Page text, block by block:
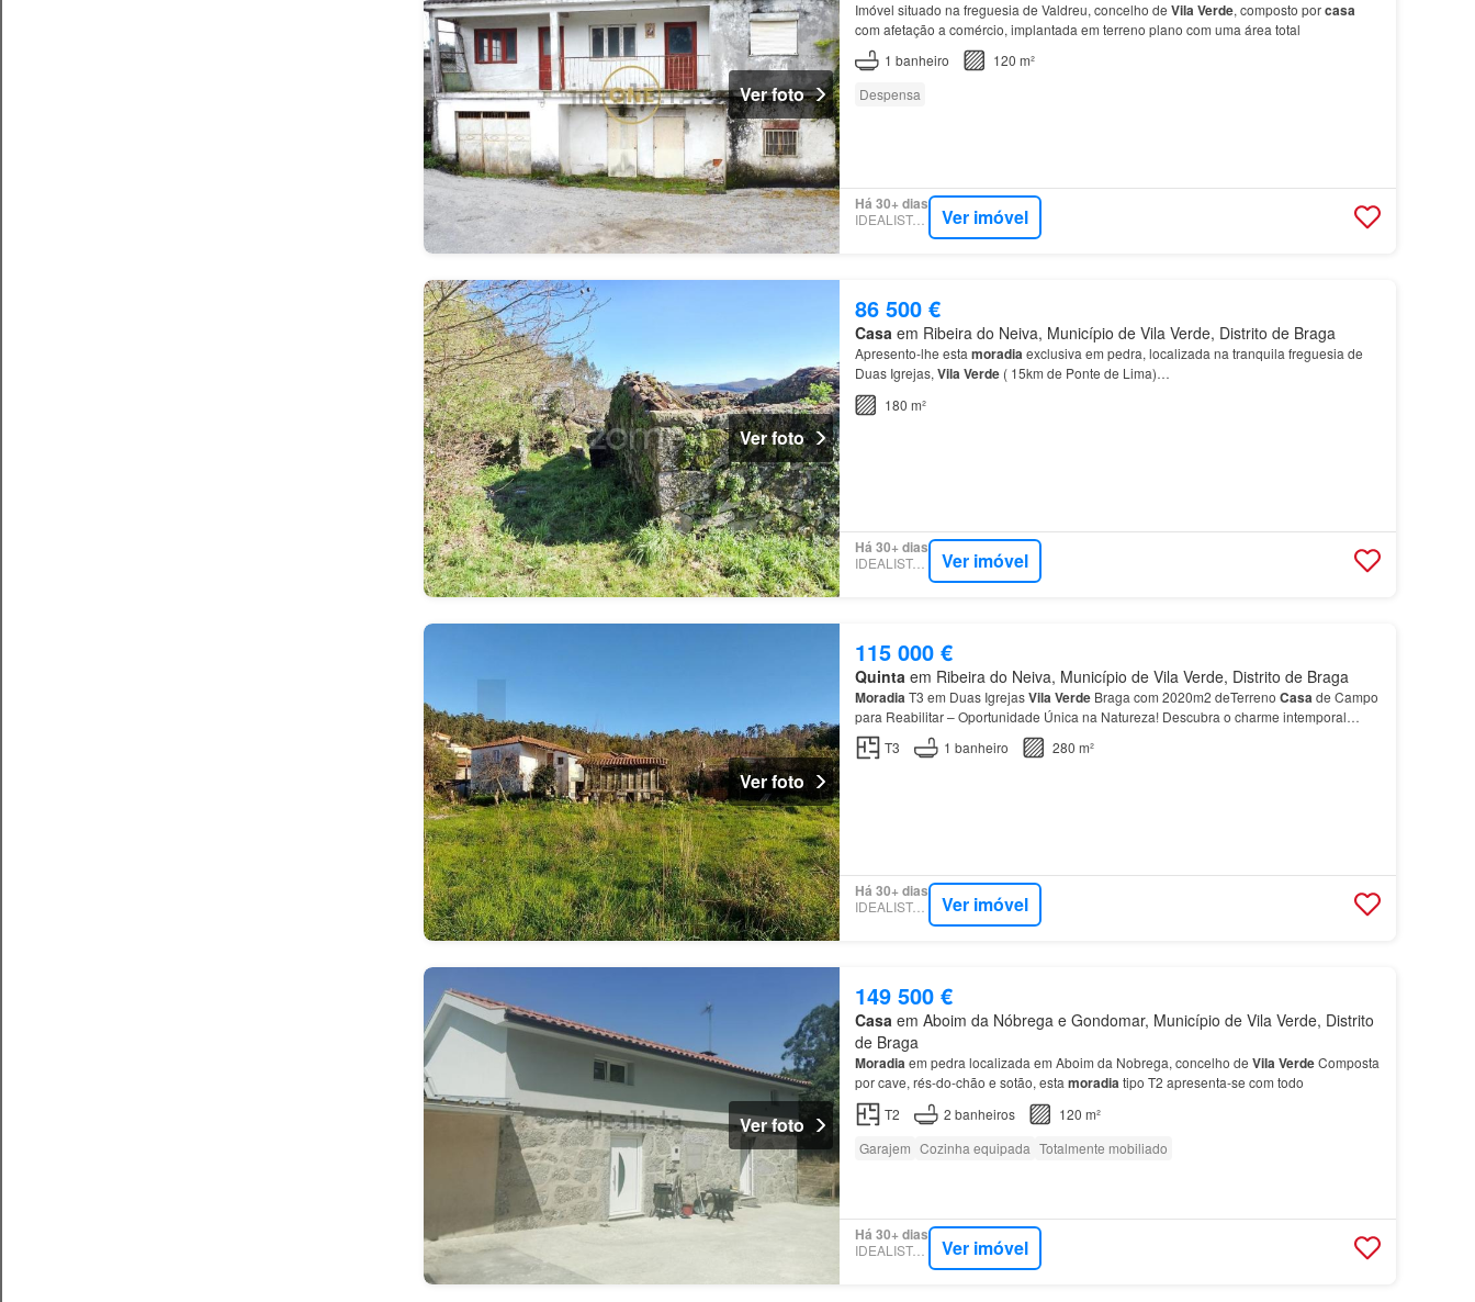
Ver foto
Imóvel situado na freguesia de Valdreu, concelho de VilaVerde, composto porcasa
com afetação a comércio, implantada em terreno plano com uma área total
1 banheiro
120 m²
Despensa
Há 30+ dias
IDEALISTA.PT Ver imóvel
Ver foto
86 500 €
Casa em Ribeira do Neiva, Município de Vila Verde, Distrito de Braga
Apresento-lhe esta moradiaexclusiva em pedra, localizada na tranquila freguesia de
Duas Igrejas, VilaVerde( 15km de Ponte de Lima)…
180 m²
Há 30+ dias
IDEALISTA.PT Ver imóvel
Ver foto
115 000 €
Quinta em Ribeira do Neiva, Município de Vila Verde, Distrito de Braga
MoradiaT3 em Duas IgrejasVilaVerdeBraga com 2020m2 deTerreno Casade Campo
para Reabilitar – Oportunidade Única na Natureza! Descubra o charme intemporal
desta
de campo em pedra, situada na freguesia de Duas Igrejas,…
T3 1 banheiro 280 m²
Há 30+ dias
IDEALISTA.PT Ver imóvel
Ver foto
149 500 €
Casa em Aboim da Nóbrega e Gondomar, Município de Vila Verde, Distrito
de Braga
Moradiaem pedra localizada em Aboim da Nobrega, concelho de VilaVerdeComposta
por cave, rés-do-chão e sotão, esta moradiatipo T2 apresenta-se com todo
T2
2 banheiros
120 m²
Garajem Cozinha equipada Totalmente mobiliado
Há 30+ dias
IDEALISTA.PT Ver imóvel